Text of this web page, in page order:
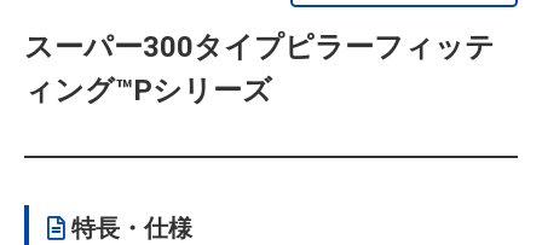
スーパー300タイプピラーフィッテ
ィング™Pシリーズ
特長・仕様